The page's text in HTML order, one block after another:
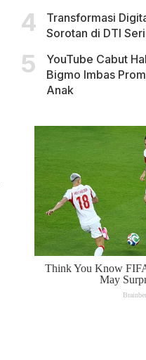
Transformasi
Sorotan di DTI
YouTube Cabut
Bigmo Imbas
Anak